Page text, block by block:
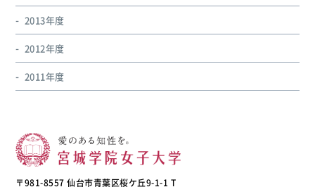
2013年度
2012年度
2011年度
〒981-8557 仙台市青葉区桜ケ丘9-1-1 T